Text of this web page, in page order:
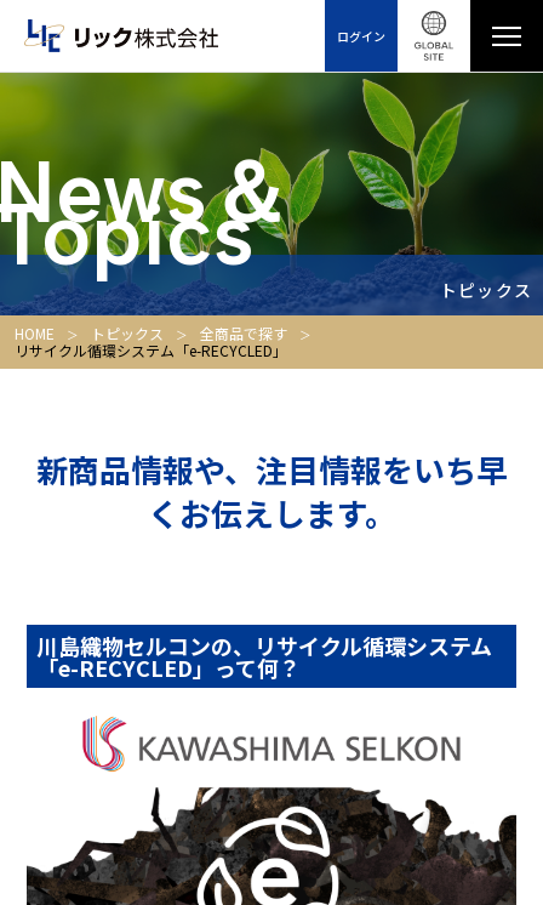
ログイン
＆
トピックス
HOME トピックス
全商品で探す
リサイクル循環システム「e-RECYCLED」
新商品情報や、注目情報をいち早
くお伝えします。
川島織物セルコンの、リサイクル循環システム
「e-RECYCLED」って何？